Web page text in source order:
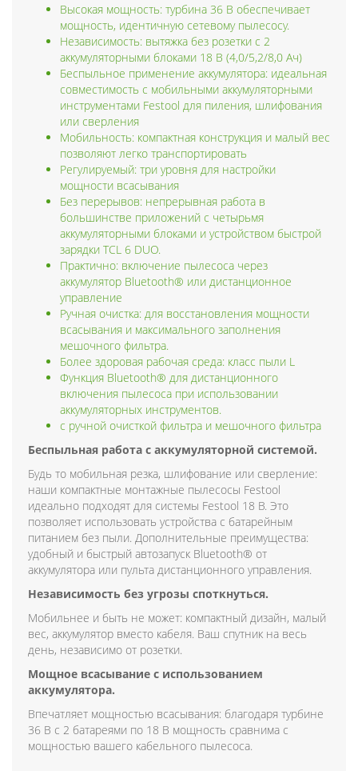
Высокая мощность: турбина 36 В обеспечивает
мощность, идентичную сетевому пылесосу.
Независимость: вытяжка без розетки с 2
аккумуляторными блоками 18 В (4,0/5,2/8,0 Ач)
Беспыльное применение аккумулятора: идеальная
совместимость с мобильными аккумуляторными
инструментами Festool для пиления, шлифования
или сверления
Мобильность: компактная конструкция и малый вес
позволяют легко транспортировать
Регулируемый: три уровня для настройки
мощности всасывания
Без перерывов: непрерывная работа в
большинстве приложений с четырьмя
аккумуляторными блоками и устройством быстрой
зарядки TCL 6 DUO.
Практично: включение пылесоса через
аккумулятор Bluetooth® или дистанционное
управление
Ручная очистка: для восстановления мощности
всасывания и максимального заполнения
мешочного фильтра.
Более здоровая рабочая среда: класс пыли L
Функция Bluetooth® для дистанционного
включения пылесоса при использовании
аккумуляторных инструментов.
с ручной очисткой фильтра и мешочного фильтра
Беспыльная работа с аккумуляторной системой.
Будь то мобильная резка, шлифование или сверление:
наши компактные монтажные пылесосы Festool
идеально подходят для системы Festool 18 В. Это
позволяет использовать устройства с батарейным
питанием без пыли. Дополнительные преимущества:
удобный и быстрый автозапуск Bluetooth® от
аккумулятора или пульта дистанционного управления.
Независимость без угрозы споткнуться.
Мобильнее и быть не может: компактный дизайн, малый
вес, аккумулятор вместо кабеля. Ваш спутник на весь
день, независимо от розетки.
Мощное всасывание с использованием
аккумулятора.
Впечатляет мощностью всасывания: благодаря турбине
36 В с 2 батареями по 18 В мощность сравнима с
мощностью вашего кабельного пылесоса.